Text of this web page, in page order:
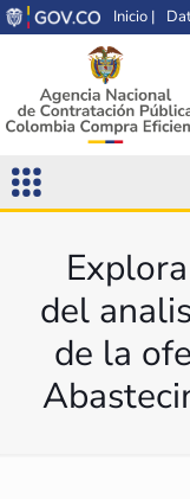
Inicio |
del
de la